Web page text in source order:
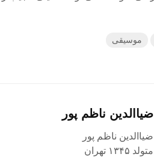
موسیقی
ضیاالدین ناظم پور
ضیاالدین ناظم پور
متولد ۱۳۴۵ تهران